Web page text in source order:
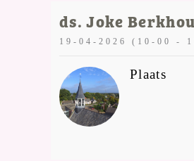
ds. Joke
19-04-2026 (10-00 -
Plaats